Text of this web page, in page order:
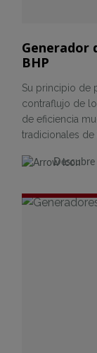
Generador
BHP
Su principio de
contraflujo de
de eficiencia
tradicionales
Descubre